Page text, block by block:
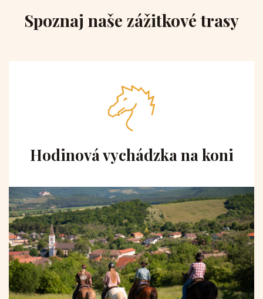
Spoznaj naše zážitkové trasy
Hodinová vychádzka na koni